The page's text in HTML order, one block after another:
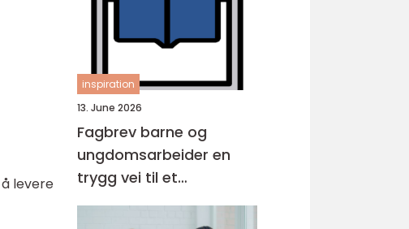
levere
inspiration
13. June 2026
Fagbrev barne og
ungdomsarbeider en
trygg vei til et
meningsfullt yrke